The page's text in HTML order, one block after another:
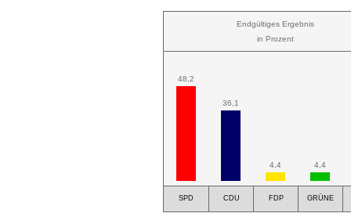
Endgültiges Ergebnis
in Prozent
48,2
36,1
4,4 4,4
SPD CDU FDP GRÜNE